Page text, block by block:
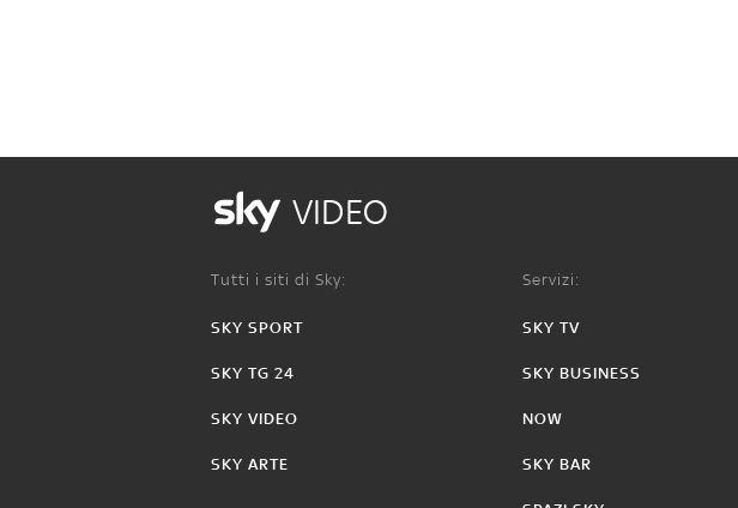
VIDEO
Tutti i siti di Sky:
SKY SPORT
SKY TG 24
SKY VIDEO
SKY ARTE
Servizi:
SKY TV
SKY BUSINESS
NOW
SKY BAR